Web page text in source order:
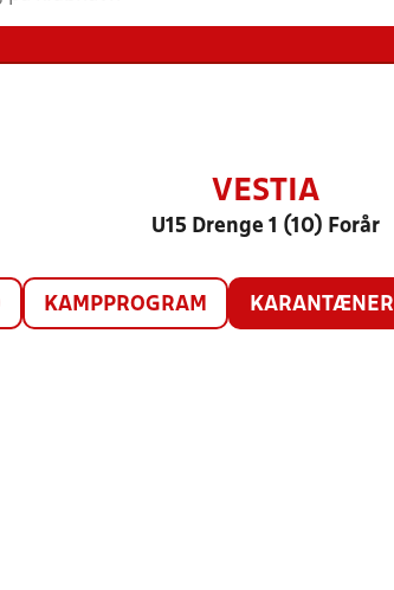
VESTIA
U15 Drenge 1 (10) Forår
KAMPPROGRAM KARANTÆNER